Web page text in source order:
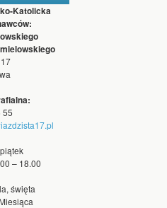
Katolicka
55
– 18.00
święta